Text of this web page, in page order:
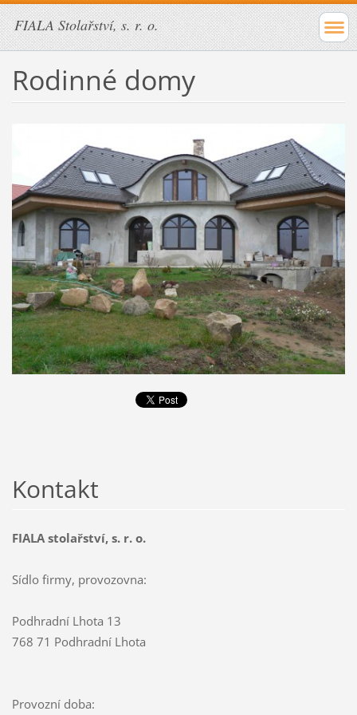
FIALA Stolařství, s. r. o.
Rodinné domy
Kontakt
FIALA stolařství, s. r. o.
Sídlo firmy, provozovna:
Podhradní Lhota 13
768 71 Podhradní Lhota
Provozní doba: